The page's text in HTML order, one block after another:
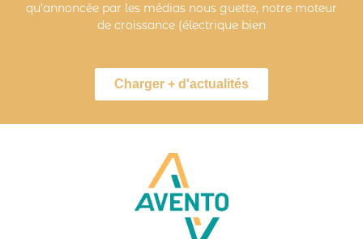
qu’annoncée par les médias nous guette, notre moteur
de croissance (électrique bien
Charger + d'actualités